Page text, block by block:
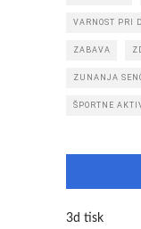
VARNOST PRI
ZABAVA
ZUNANJA
ŠPORTNE
3d tisk